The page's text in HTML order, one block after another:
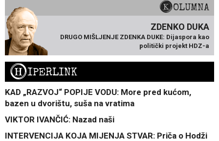
KOLUMNA
ZDENKO DUKA
DRUGO MIŠLJENJE ZDENKA DUKE: Dijaspora kao
politički projekt HDZ-a
HIPERLINK
KAD „RAZVOJ“ POPIJE VODU: More pred kućom,
bazen u dvorištu, suša na vratima
VIKTOR IVANČIĆ: Nazad naši
INTERVENCIJA KOJA MIJENJA STVAR: Priča o Hodži